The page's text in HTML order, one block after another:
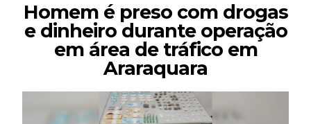
Homem é preso com drogas
e dinheiro durante operação
em área de tráfico em
Araraquara